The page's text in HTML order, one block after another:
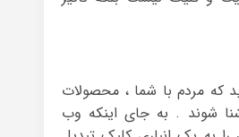
که مردم با شما ، محصولات
شوند . به جای اینکه وب